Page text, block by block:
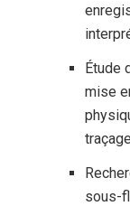
Étude
mise
sous-